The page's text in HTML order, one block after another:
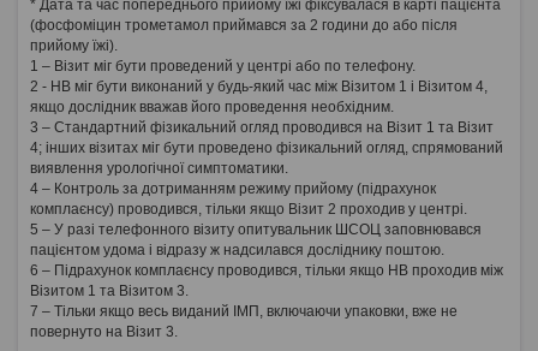
* Дата та час попереднього прийому їжі фіксувалася в карті пацієнта
(фосфоміцин трометамол приймався за 2 години до або після
прийому їжі).
1 – Візит міг бути проведений у центрі або по телефону.
2 - НВ міг бути виконаний у будь-який час між Візитом 1 і Візитом 4,
якщо дослідник вважав його проведення необхідним.
3 – Стандартний фізикальний огляд проводився на Візит 1 та Візит
4; інших візитах міг бути проведено фізикальний огляд, спрямований
виявлення урологічної симптоматики.
4 – Контроль за дотриманням режиму прийому (підрахунок
комплаєнсу) проводився, тільки якщо Візит 2 проходив у центрі.
5 – У разі телефонного візиту опитувальник ШСОЦ заповнювався
пацієнтом удома і відразу ж надсилався досліднику поштою.
6 – Підрахунок комплаєнсу проводився, тільки якщо НВ проходив між
Візитом 1 та Візитом 3.
7 – Тільки якщо весь виданий ІМП, включаючи упаковки, вже не
повернуто на Візит 3.